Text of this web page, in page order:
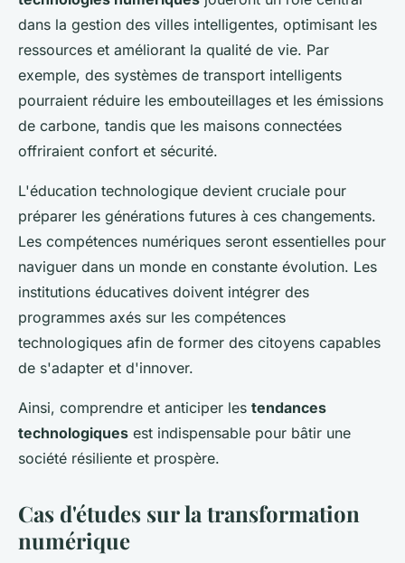
dans la gestion des villes intelligentes, optimisant les
ressources et améliorant la qualité de vie. Par
exemple, des systèmes de transport intelligents
pourraient réduire les embouteillages et les émissions
de carbone, tandis que les maisons connectées
offriraient confort et sécurité.
L'éducation technologique devient cruciale pour
préparer les générations futures à ces changements.
Les compétences numériques seront essentielles pour
naviguer dans un monde en constante évolution. Les
institutions éducatives doivent intégrer des
programmes axés sur les compétences
technologiques afin de former des citoyens capables
de s'adapter et d'innover.
Ainsi, comprendre et anticiper les tendances
technologiques est indispensable pour bâtir une
société résiliente et prospère.
Cas d'études sur la transformation
numérique